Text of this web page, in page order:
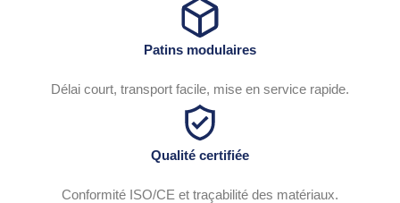
Patins modulaires
Délai court, transport facile, mise en service rapide.
Qualité certifiée
Conformité ISO/CE et traçabilité des matériaux.